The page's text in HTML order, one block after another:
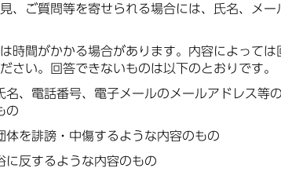
、ご質問等を寄せられる場合には、氏名、メー
時間がかかる場合があります。内容によって
さい。回答できないものは以下のとおりです。
名、電話番号、電子メールのメールアドレス等
の
体を誹謗・中傷するような内容のもの
に反するような内容のもの